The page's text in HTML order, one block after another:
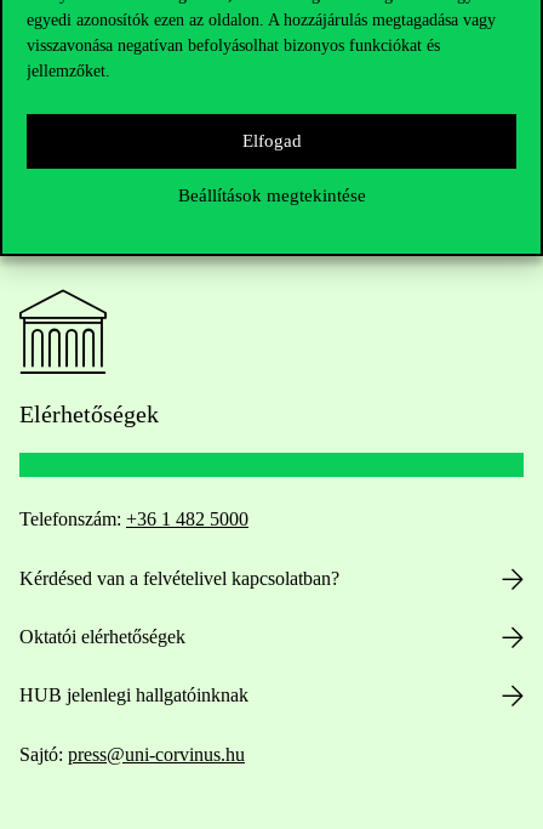
egyedi azonosítók ezen az oldalon. A hozzájárulás megtagadása vagy
visszavonása negatívan befolyásolhat bizonyos funkciókat és
jellemzőket.
Elfogad
Beállítások megtekintése
Elérhetőségek
Telefonszám: +36 1 482 5000
Kérdésed van a felvételivel kapcsolatban?
Oktatói elérhetőségek
HUB jelenlegi hallgatóinknak
Sajtó: press@uni-corvinus.hu